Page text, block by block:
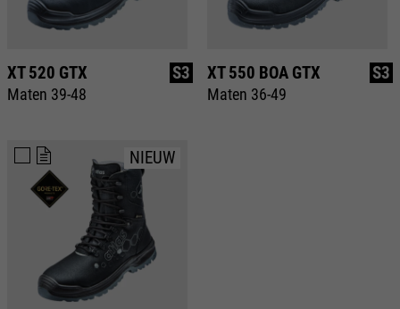
XT 520 GTX
Maten 39-48
S3 XT 550 BOA GTX
Maten 36-49
S3
NIEUW